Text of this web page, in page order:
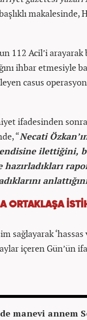
makalesinde,
112 Acil’i arayarak
ihbar etmesiyle
casus
ifadesinden
“Necati
ilettiğini,
hazırladıkları
ORTAKLAŞA
sağlayarak ‘hassas
içeren Gün’ün
manevi annem